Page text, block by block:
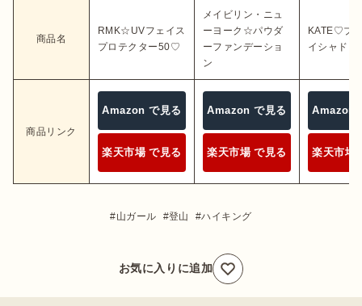
商品名
RMK☆UVフェイス
プロテクター50♡
メイビリン・ニュ
ーヨーク☆パウダ
ーファンデーショ
ン
KATE♡ブ
イシャドー
商品リンク
Amazon で見る
楽天市場 で見る
Amazon で見る
楽天市場 で見る
Amazon
楽天市場
山ガール 登山 ハイキング
お気に入りに追加